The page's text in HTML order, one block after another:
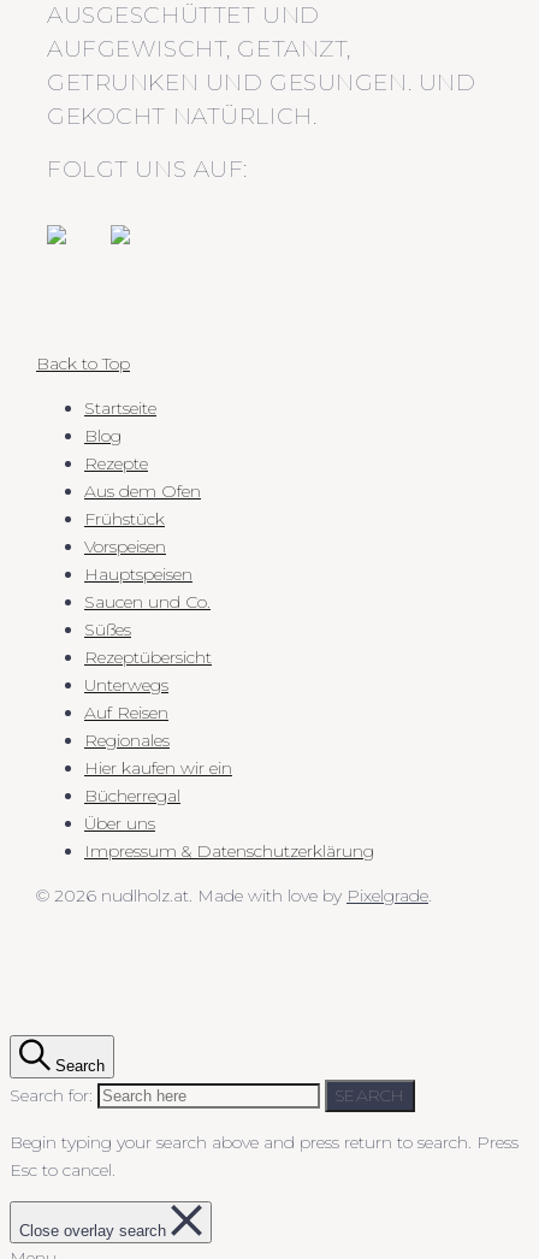
AUSGESCHÜTTET UND
AUFGEWISCHT, GETANZT,
GETRUNKEN UND GESUNGEN. UND
GEKOCHT NATÜRLICH.
FOLGT UNS AUF:
Back to Top
Startseite
Blog
Rezepte
Aus dem Ofen
Frühstück
Vorspeisen
Hauptspeisen
Saucen und Co.
Süßes
Rezeptübersicht
Unterwegs
Auf Reisen
Regionales
Hier kaufen wir ein
Bücherregal
Über uns
Impressum & Datenschutzerklärung
© 2026 nudlholz.at. Made with love by Pixelgrade
Search
Search for: SEARCH
Begin typing your search above and press return to search. Press
Esc to cancel.
Close overlay search